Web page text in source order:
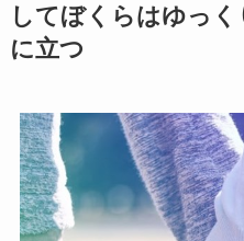
してぼくらはゆっ
に立つ